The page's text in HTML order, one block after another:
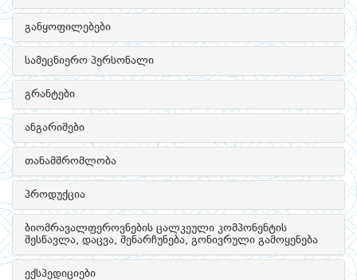
განყოფილებები
სამეცნიერო პერსონალი
გრანტები
ანგარიშები
თანამშრომლობა
პროდუქცია
ბიომრავალფეროვნების ცალკეული კომპონენტის
შესწავლა, დაცვა, შენარჩუნება, გონივრული გამოყენება
ექსპედიციები